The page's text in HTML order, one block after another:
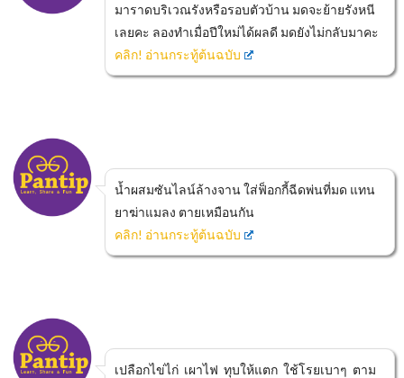
มาราดบริเวณรังหรือรอบตัวบ้าน มดจะย้ายรังหนี
เลยคะ ลองทำเมื่อปีใหม่ได้ผลดี มดยังไม่กลับมาคะ
คลิก! อ่านกระทู้ต้นฉบับ
น้ำผสมซันไลน์ล้างจาน ใส่ฟ็อกกี้ฉีดพ่นที่มด แทน
ยาฆ่าแมลง ตายเหมือนกัน
คลิก! อ่านกระทู้ต้นฉบับ
เปลือกไข่ไก่ เผาไฟ ทุบให้แตก ใช้โรยเบาๆ ตาม